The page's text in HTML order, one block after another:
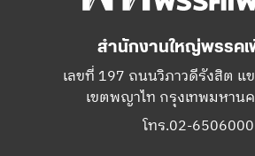
สำนักงานใหญ่พรรคเ
เลขที่ 197 ถนนวิภาวดีรังสิต แ
เขตพญาไท กรุงเทพมหาน
โทร.02-6506000